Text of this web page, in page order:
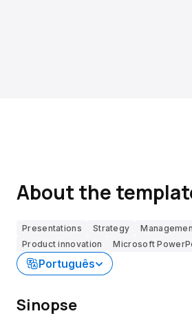
About the
Presentations Strategy
Product innovation
Microsoft
Português
Sinopse